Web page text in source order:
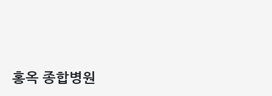
홍옥 종합병원